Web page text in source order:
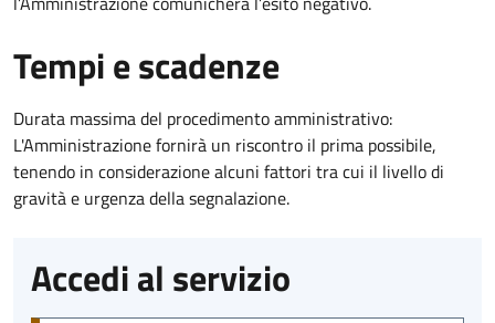
Tempi e scadenze
Durata massima del procedimento amministrativo:
L'Amministrazione fornirà un riscontro il prima possibile,
tenendo in considerazione alcuni fattori tra cui il livello di
gravità e urgenza della segnalazione.
Accedi al servizio